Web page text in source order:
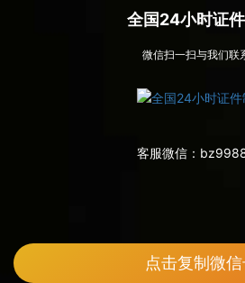
全国24小时证
微信扫一扫与我们联
客服微信：
点击复制微